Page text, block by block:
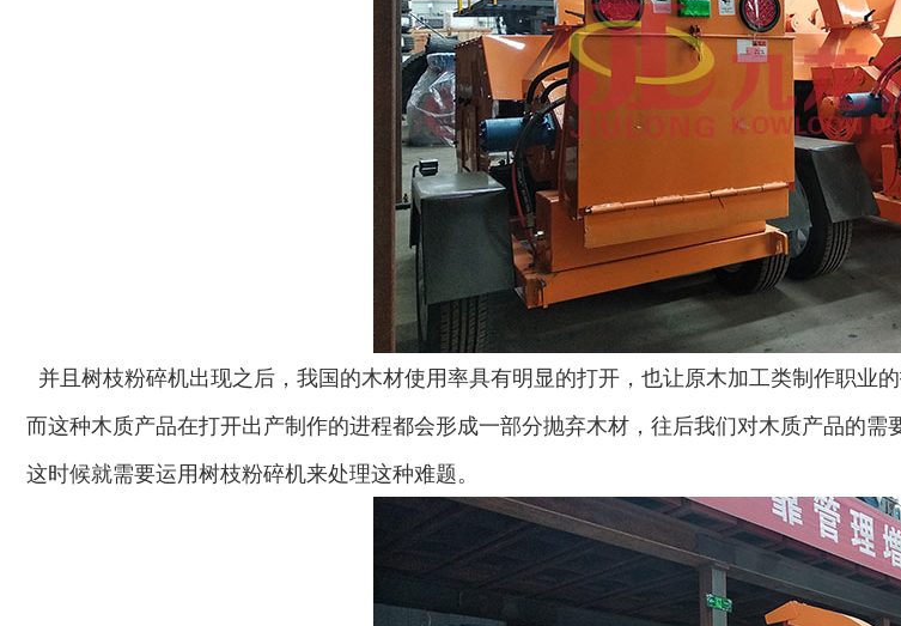
并且树枝粉碎机出现之后，我国的木材使用率具有明显的打开，也让原木加工类制作职业
而这种木质产品在打开出产制作的进程都会形成一部分抛弃木材，往后我们对木质产品的
这时候就需要运用树枝粉碎机来处理这种难题。
轮胎粉碎机 废钢破碎机
建筑垃圾处理设备... 金属压块破碎机
秸秆沼气处理设备... 废旧汽车破碎机